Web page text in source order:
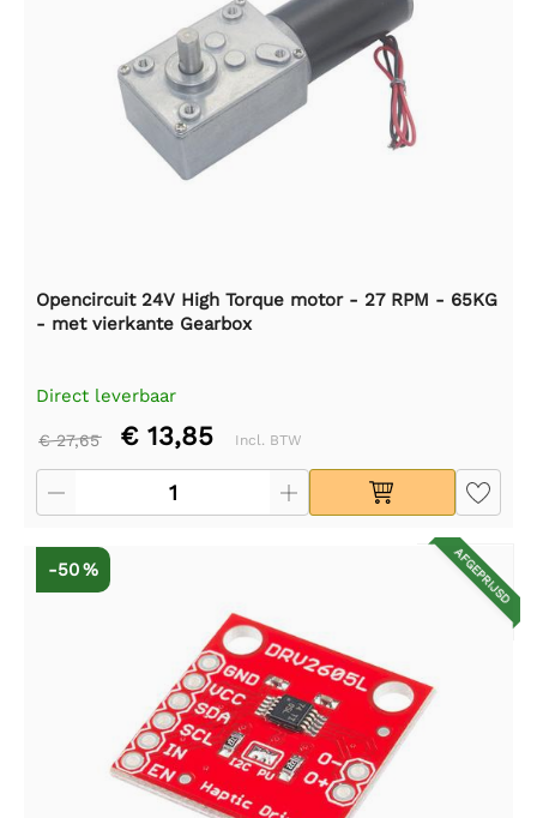
Opencircuit 24V High Torque motor - 27 RPM - 65KG
- met vierkante Gearbox
Direct leverbaar
€ 27,65 € 13,85 Incl. BTW
AFGEPRIJSD
-50 %